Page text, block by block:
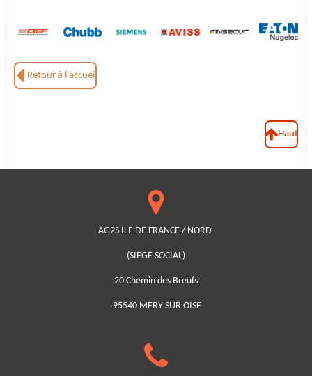
Retour à l'accueil
Haut
AG2S ILE DE FRANCE / NORD
(SIEGE SOCIAL)
20 Chemin des Bœufs
95540 MERY SUR OISE